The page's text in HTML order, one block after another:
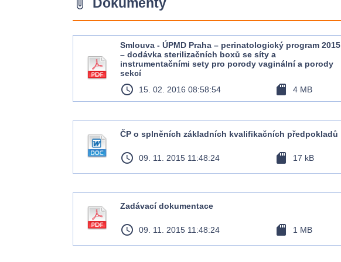
attach_file
Smlouva - ÚPMD Praha – perinatologický program 2015
– dodávka sterilizačních boxů se síty a
instrumentačními sety pro porody vaginální a porody
sekcí
access_time 15. 02. 2016 08:58:54 sd_card 4 MB
ČP o splněních základních kvalifikačních předpokladů
access_time 09. 11. 2015 11:48:24 sd_card 17 kB
Zadávací dokumentace
access_time 09. 11. 2015 11:48:24 sd_card 1 MB